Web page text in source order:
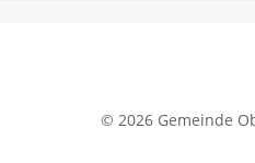
© 2026 Gemeinde